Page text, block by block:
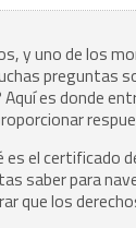
y uno de los
preguntas
Aquí es donde
el certificado
saber para
que los